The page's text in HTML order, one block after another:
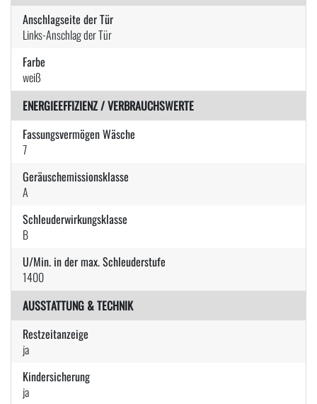
Anschlagseite der Tür
Links-Anschlag der Tür
Farbe
weiß
ENERGIEEFFIZIENZ / VERBRAUCHSWERTE
Fassungsvermögen Wäsche
7
Geräuschemissionsklasse
A
Schleuderwirkungsklasse
B
U/Min. in der max. Schleuderstufe
1400
AUSSTATTUNG & TECHNIK
Restzeitanzeige
ja
Kindersicherung
ja